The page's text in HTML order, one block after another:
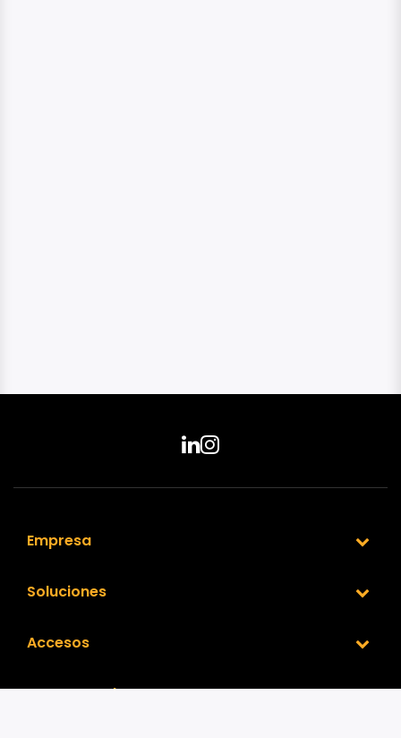
Empresa
Soluciones
Accesos
Nuestra Red